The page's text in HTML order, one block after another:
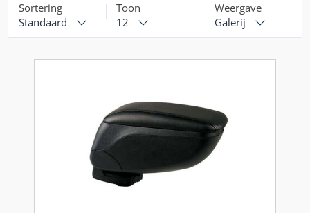
Sortering
Standaard
Toon
12
Weergave
Galerij